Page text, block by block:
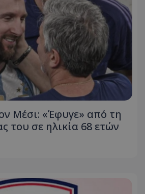
Μέσι: «Έφυγε» από τη
του σε ηλικία 68 ετών